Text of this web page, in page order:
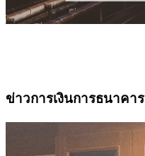
ข่าวการเงินการธนาคาร